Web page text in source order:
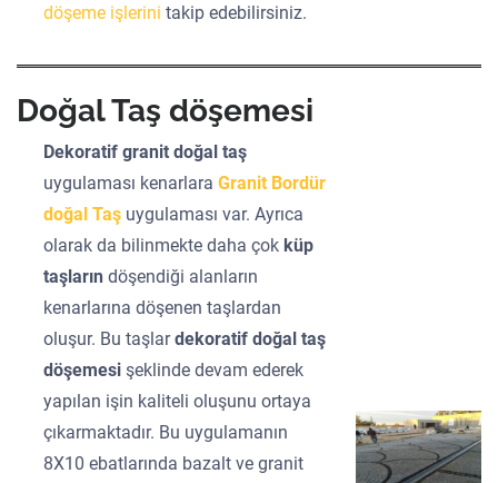
döşeme işlerini takip edebilirsiniz.
Doğal Taş döşemesi
Dekoratif granit doğal taş
uygulaması kenarlaraGranit Bordür
doğal Taş uygulaması var. Ayrıca
olarak da bilinmekte daha çok küp
taşların döşendiği alanların
kenarlarına döşenen taşlardan
oluşur. Bu taşlardekoratif doğal taş
döşemesişeklinde devam ederek
yapılan işin kaliteli oluşunu ortaya
çıkarmaktadır. Bu uygulamanın
8X10 ebatlarında bazalt ve granit